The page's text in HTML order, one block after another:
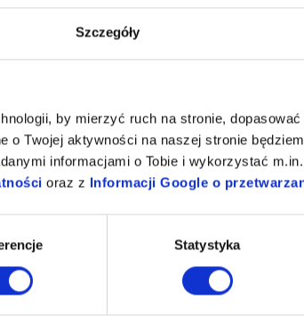
Szczegóły
by mierzyć ruch na stronie,
o Twojej aktywności na naszej stronie
informacjami o Tobie i wykorzystać
oraz z Informacji Google o
Statystyka
obrotową wylewką i mieszaczem + Ścierki z
BRAK W MAGAZYNIE
Dodaj do koszyka